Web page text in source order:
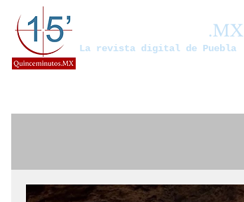
.MX
La revista digital de Puebla